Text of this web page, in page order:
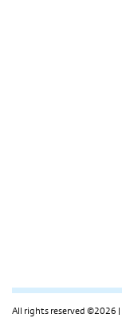
All rights reserved ©2026 |